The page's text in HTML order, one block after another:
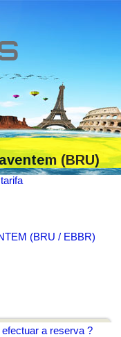
(BRU)
(BRU / EBBR)
a reserva ?